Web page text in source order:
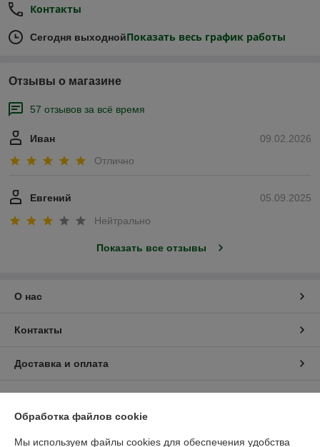
Контакты
Сегодня выходнойПоказать весь график работы
Отзывы о магазине
57 отзывов за всё время
09.02.2026
Иван
Отлично
05.09.2025
Евгений
Нейтрально
Показать все отзывы
О нас
Контакты
Доставка и оплата
График работы
Обработка файлов cookie
Мы используем файлы cookies для обеспечения удобства